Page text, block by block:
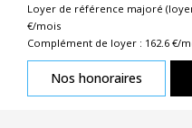
Loyer de référence majoré
€/mois
Complément de loyer : 162.6 €/
Nos honoraires